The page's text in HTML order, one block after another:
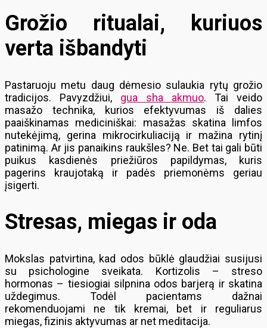
Grožio ritualai, kuriuos
verta išbandyti
Pastaruoju metu daug dėmesio sulaukia rytų grožio
tradicijos. Pavyzdžiui, gua sha akmuo. Tai veido
masažo technika, kurios efektyvumas iš dalies
paaiškinamas mediciniškai: masažas skatina limfos
nutekėjimą, gerina mikrocirkuliaciją ir mažina rytinį
patinimą. Ar jis panaikins raukšles? Ne. Bet tai gali būti
puikus kasdienės priežiūros papildymas, kuris
pagerins kraujotaką ir padės priemonėms geriau
įsigerti.
Stresas, miegas ir oda
Mokslas patvirtina, kad odos būklė glaudžiai susijusi
su psichologine sveikata. Kortizolis – streso
hormonas – tiesiogiai silpnina odos barjerą ir skatina
uždegimus. Todėl pacientams dažnai
rekomenduojami ne tik kremai, bet ir reguliarus
miegas, fizinis aktyvumas ar net meditacija.